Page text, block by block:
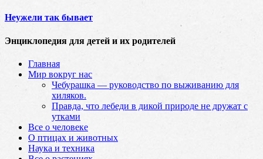
Неужели так бывает
Энциклопедия для детей и их родителей
Главная
Мир вокруг нас
Чебурашка — руководство по выживанию для
хиляков.
Правда, что лебеди в дикой природе не дружат с
утками
Все о человеке
О птицах и животных
Наука и техника